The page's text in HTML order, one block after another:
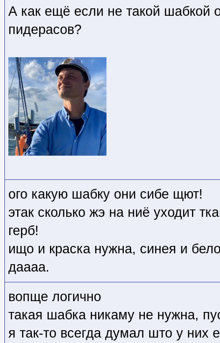
А как ещё если не такой шабкой
пидерасов?
ого какую шабку они сибе щют!
этак сколько жэ на ниё уходит
герб!
ищо и краска нужна, синея и
даааа.
вопще логично
такая шабка никаму не нужна,
я так-то всегда думал што у них